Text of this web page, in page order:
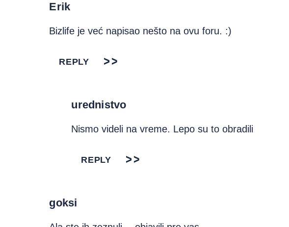
Erik
Bizlife je već napisao nešto na ovu foru. :)
REPLY
urednistvo
Nismo videli na vreme. Lepo su to obradili
REPLY
goksi